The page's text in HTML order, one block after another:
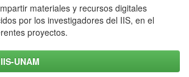
materiales y recursos digitales
por los investigadores del IIS, en el
proyectos.
UNAM